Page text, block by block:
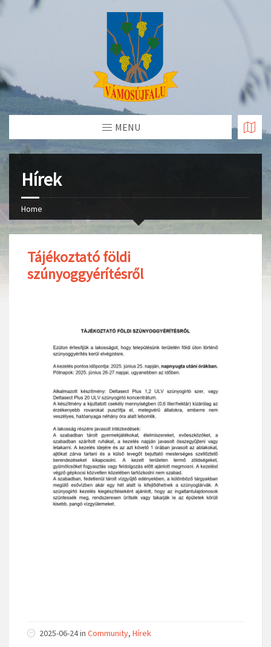
Skip
MENU
Hírek
Home
Tájékoztató földi
szúnyoggyérítésről
2025-06-24in Community, Hírek